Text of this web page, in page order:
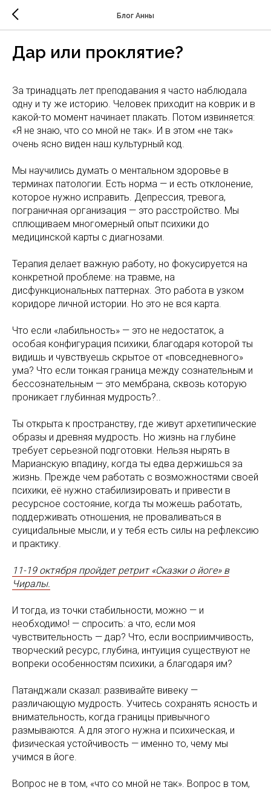
Блог Анны
Дар или проклятие?
За тринадцать лет преподавания я часто наблюдала
одну и ту же историю. Человек приходит на коврик и в
какой-то момент начинает плакать. Потом извиняется:
«Я не знаю, что со мной не так». И в этом «не так»
очень ясно виден наш культурный код.
Мы научились думать о ментальном здоровье в
терминах патологии. Есть норма — и есть отклонение,
которое нужно исправить. Депрессия, тревога,
пограничная организация — это расстройство. Мы
сплющиваем многомерный опыт психики до
медицинской карты с диагнозами.
Терапия делает важную работу, но фокусируется на
конкретной проблеме: на травме, на
дисфункциональных паттернах. Это работа в узком
коридоре личной истории. Но это не вся карта.
Что если «лабильность» — это не недостаток, а
особая конфигурация психики, благодаря которой ты
видишь и чувствуешь скрытое от «повседневного»
ума? Что если тонкая граница между сознательным и
бессознательным — это мембрана, сквозь которую
проникает глубинная мудрость?..
Ты открыта к пространству, где живут архетипические
образы и древняя мудрость. Но жизнь на глубине
требует серьезной подготовки. Нельзя нырять в
Марианскую впадину, когда ты едва держишься за
жизнь. Прежде чем работать с возможностями своей
психики, её нужно стабилизировать и привести в
ресурсное состояние, когда ты можешь работать,
поддерживать отношения, не проваливаться в
суициdальные мысли, и у тебя есть силы на рефлексию
и практику.
11-19 октября пройдет ретрит «Сказки о йоге» в
Чиралы.
И тогда, из точки стабильности, можно — и
необходимо! — спросить: а что, если моя
чувствительность — дар? Что, если восприимчивость,
творческий ресурс, глубина, интуиция существуют не
вопреки особенностям психики, а благодаря им?
Патанджали сказал: развивайте вивеку —
различающую мудрость. Учитесь сохранять ясность и
внимательность, когда границы привычного
размываются. А для этого нужна и психическая, и
физическая устойчивость — именно то, чему мы
учимся в йоге.
Вопрос не в том, «что со мной не так». Вопрос в том,